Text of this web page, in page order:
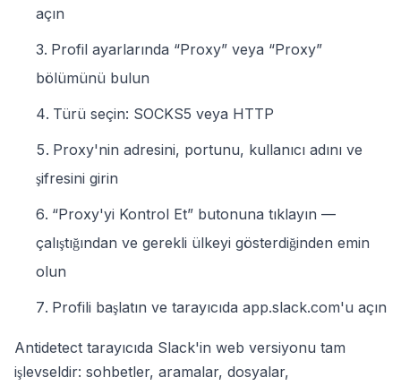
açın
Profil ayarlarında “Proxy” veya “Proxy”
bölümünü bulun
Türü seçin: SOCKS5 veya HTTP
Proxy'nin adresini, portunu, kullanıcı adını ve
şifresini girin
“Proxy'yi Kontrol Et” butonuna tıklayın —
çalıştığından ve gerekli ülkeyi gösterdiğinden emin
olun
Profili başlatın ve tarayıcıda app.slack.com'u açın
Antidetect tarayıcıda Slack'in web versiyonu tam
işlevseldir: sohbetler, aramalar, dosyalar,